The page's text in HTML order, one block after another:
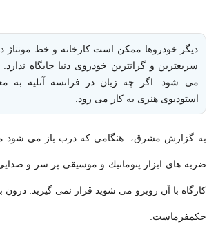
دیگر خودروها ممكن است كارخانه و خط مونتاژ
سریعترین و گرانترین خودروی دنیا جایگاه
می شود. اگر چه زبان در فرانسه آتلیه به
استودیوی هنری به كار می رود.
به گزارش مشرق، هنگامی كه درب باز می شود
ضربه های ابزار پنوماتیك و موسیقی پر سر و
كارگاه با آن روبرو می شوید قرار نمی گیرید.
حكمفرماست.